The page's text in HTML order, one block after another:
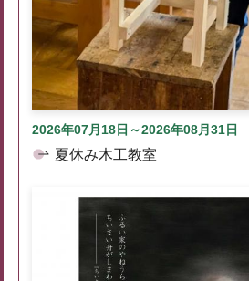
2026年07月18日～2026年08月31日
夏休み木工教室